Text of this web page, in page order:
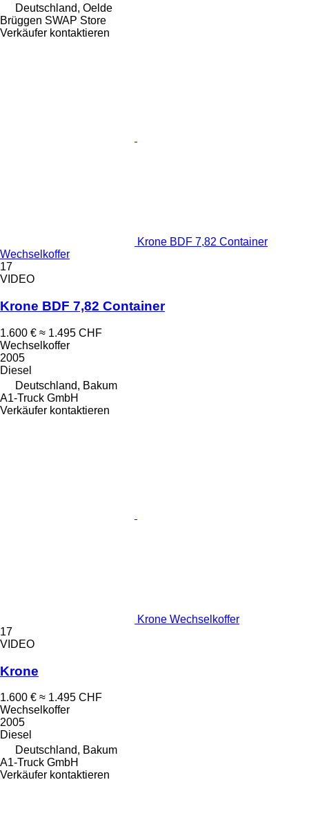
Deutschland, Oelde
Brüggen SWAP Store
Verkäufer kontaktieren
Krone BDF 7,82 Container
Wechselkoffer
17
VIDEO
Krone BDF 7,82 Container
1.600 € ≈ 1.495 CHF
Wechselkoffer
2005
Diesel
Deutschland, Bakum
A1-Truck GmbH
Verkäufer kontaktieren
Krone Wechselkoffer
17
VIDEO
Krone
1.600 € ≈ 1.495 CHF
Wechselkoffer
2005
Diesel
Deutschland, Bakum
A1-Truck GmbH
Verkäufer kontaktieren